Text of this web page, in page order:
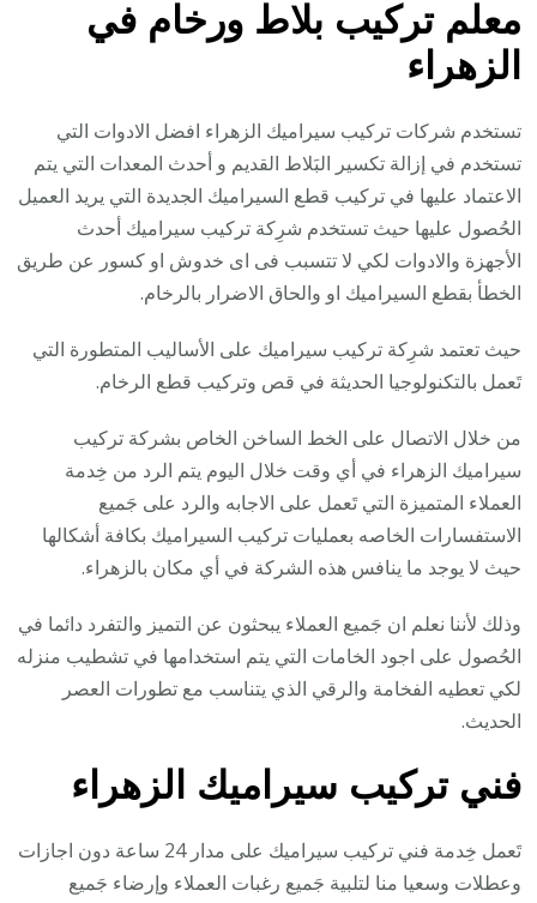
معلم تركيب بلاط ورخام في
الزهراء
تستخدم شركات تركيب سيراميك الزهراء افضل الادوات التي
تستخدم في إزالة تكسير البَلاط القديم و أحدث المعدات التي يتم
الاعتماد عليها في تركيب قطع السيراميك الجديدة التي يريد العميل
الحُصول عليها حيث تستخدم شرِكة تركيب سيراميك أحدث
الأجهزة والادوات لكي لا تتسبب فى اى خدوش او كسور عن طريق
الخطأ بقطع السيراميك او والحاق الاضرار بالرخام.
حيث تعتمد شرِكة تركيب سيراميك على الأساليب المتطورة التي
تَعمل بالتكنولوجيا الحديثة في قص وتركيب قطع الرخام.
من خلال الاتصال على الخط الساخن الخاص بشركة تركيب
سيراميك الزهراء في أي وقت خلال اليوم يتم الرد من خِدمة
العملاء المتميزة التي تَعمل على الاجابه والرد على جَميع
الاستفسارات الخاصه بعمليات تركيب السيراميك بكافة أشكالها
حيث لا يوجد ما ينافس هذه الشركة في أي مكان بالزهراء.
وذلك لأننا نعلم ان جَميع العملاء يبحثون عن التميز والتفرد دائما في
الحُصول على اجود الخامات التي يتم استخدامها في تشطيب منزله
لكي تعطيه الفخامة والرقي الذي يتناسب مع تطورات العصر
الحديث.
فني تركيب سيراميك الزهراء
تَعمل خِدمة فني تركيب سيراميك على مدار 24 ساعة دون اجازات
وعطلات وسعيا منا لتلبية جَميع رغبات العملاء وإرضاء جَميع